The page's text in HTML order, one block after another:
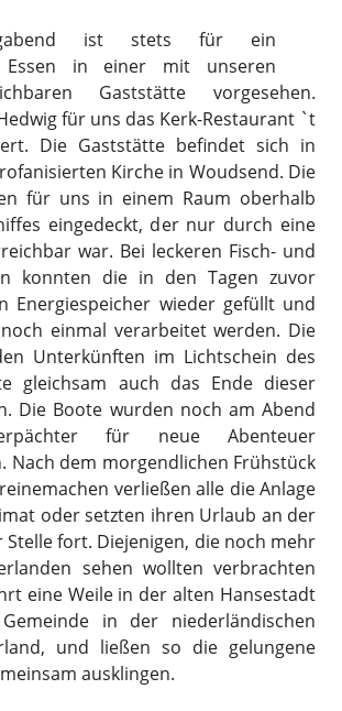
ist stets für ein
Essen in einer mit unseren
Gaststätte vorgesehen.
für uns das Kerk-Restaurant `t
Die Gaststätte befindet sich in
Kirche in Woudsend. Die
für uns in einem Raum oberhalb
eingedeckt, der nur durch eine
war. Bei leckeren Fisch- und
konnten die in den Tagen zuvor
Energiespeicher wieder gefüllt und
einmal verarbeitet werden. Die
Unterkünften im Lichtschein des
gleichsam auch das Ende dieser
Die Boote wurden noch am Abend
für neue Abenteuer
Nach dem morgendlichen Frühstück
verließen alle die Anlage
oder setzten ihren Urlaub an der
Stelle fort. Diejenigen, die noch mehr
sehen wollten verbrachten
eine Weile in der alten Hansestadt
in der niederländischen
und ließen so die gelungene
ausklingen.